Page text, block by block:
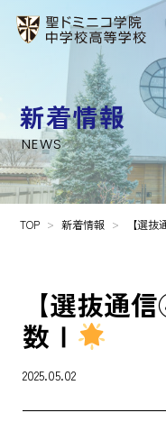
新着情報
NEWS
TOP 新着情報 【選
【選抜通
数Ⅰ
2025.05.02